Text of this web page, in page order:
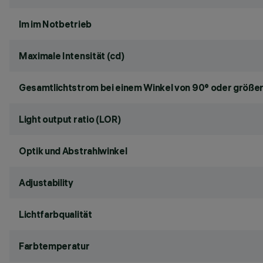
lm im Notbetrieb
Maximale Intensität (cd)
Gesamtlichtstrom bei einem Winkel von 90° oder
Light output ratio (LOR)
Optik und Abstrahlwinkel
Adjustability
Lichtfarbqualität
Farbtemperatur